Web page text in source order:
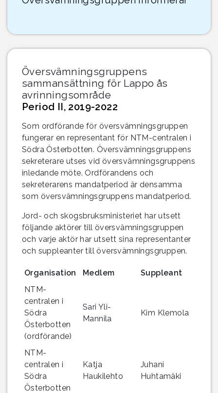
Översvämningsgruppens
sammansättning för Lappo ås
avrinningsområde
Period II, 2019-2022
Som ordförande för översvämningsgruppen
fungerar en representant för NTM-centralen i
Södra Österbotten. Översvämningsgruppens
sekreterare utses vid översvämningsgruppens
inledande möte. Ordförandens och
sekreterarens mandatperiod är densamma
som översvämningsgruppens mandatperiod.
Jord- och skogsbruksministeriet har utsett
följande aktörer till översvämningsgruppen
och varje aktör har utsett sina representanter
och suppleanter till översvämningsgruppen.
Organisation Medlem
Suppleant
NTM-
centralen i
Södra
Österbotten
(ordförande)
Sari Yli-
Mannila
Kim Klemola
NTM-
centralen i
Södra
Österbotten
Katja
Haukilehto
Juhani
Huhtamäki